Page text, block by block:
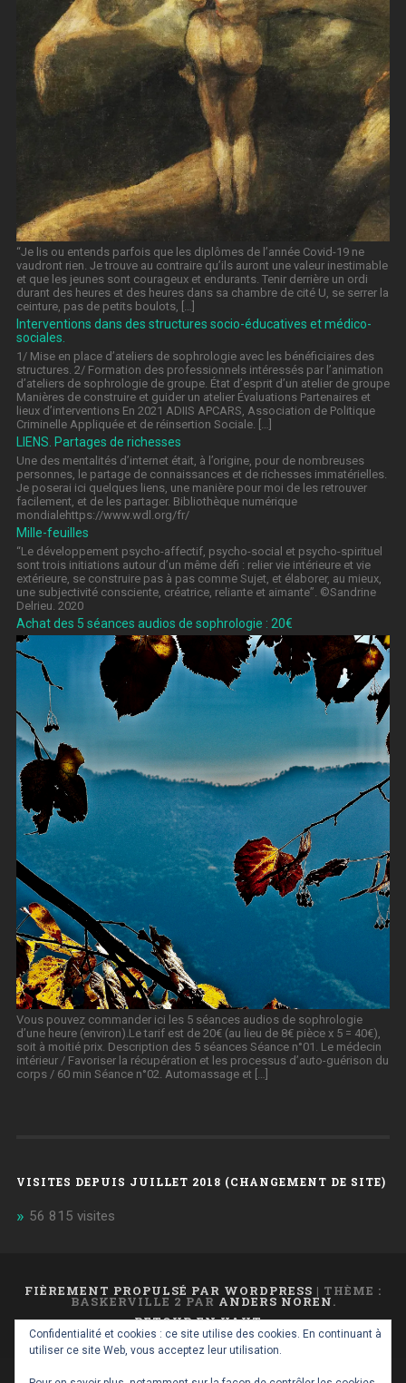
“Je lis ou entends parfois que les diplômes de l’année Covid-19 ne
vaudront rien. Je trouve au contraire qu’ils auront une valeur inestimable
et que les jeunes sont courageux et endurants. Tenir derrière un ordi
durant des heures et des heures dans sa chambre de cité U, se serrer la
ceinture, pas de petits boulots, […]
Interventions dans des structures socio-éducatives et médico-
sociales.
1/ Mise en place d’ateliers de sophrologie avec les bénéficiaires des
structures. 2/ Formation des professionnels intéressés par l’animation
d’ateliers de sophrologie de groupe. État d’esprit d’un atelier de groupe
Manières de construire et guider un atelier Évaluations Partenaires et
lieux d’interventions En 2021 ADIIS APCARS, Association de Politique
Criminelle Appliquée et de réinsertion Sociale. […]
LIENS. Partages de richesses
Une des mentalités d’internet était, à l’origine, pour de nombreuses
personnes, le partage de connaissances et de richesses immatérielles.
Je poserai ici quelques liens, une manière pour moi de les retrouver
facilement, et de les partager. Bibliothèque numérique
mondialehttps://www.wdl.org/fr/
Mille-feuilles
“Le développement psycho-affectif, psycho-social et psycho-spirituel
sont trois initiations autour d’un même défi : relier vie intérieure et vie
extérieure, se construire pas à pas comme Sujet, et élaborer, au mieux,
une subjectivité consciente, créatrice, reliante et aimante”. ©Sandrine
Delrieu. 2020
Achat des 5 séances audios de sophrologie : 20€
Vous pouvez commander ici les 5 séances audios de sophrologie
d’une heure (environ).Le tarif est de 20€ (au lieu de 8€ pièce x 5 = 40€),
soit à moitié prix. Description des 5 séances Séance n°01. Le médecin
intérieur / Favoriser la récupération et les processus d’auto-guérison du
corps / 60 min Séance n°02. Automassage et […]
VISITES DEPUIS JUILLET 2018 (CHANGEMENT DE SITE)
56 815 visites
FIÈREMENT PROPULSÉ PAR WORDPRESS | THÈME :
BASKERVILLE 2 PAR ANDERS NOREN.
RETOUR EN HAUT ↑
Confidentialité et cookies : ce site utilise des cookies. En continuant à
utiliser ce site Web, vous acceptez leur utilisation.